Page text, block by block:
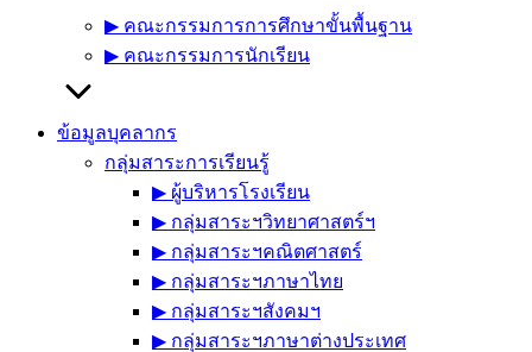
▶︎ คณะกรรมการการศึกษาขั้นพื้นฐาน
▶︎ คณะกรรมการนักเรียน
ข้อมูลบุคลากร
กลุ่มสาระการเรียนรู้
▶︎ ผู้บริหารโรงเรียน
▶︎ กลุ่มสาระฯวิทยาศาสตร์ฯ
▶︎ กลุ่มสาระฯคณิตศาสตร์
▶︎ กลุ่มสาระฯภาษาไทย
▶︎ กลุ่มสาระฯสังคมฯ
▶︎ กลุ่มสาระฯภาษาต่างประเทศ